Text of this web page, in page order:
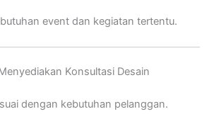
event dan kegiatan tertentu.
Konsultasi Desain
dengan kebutuhan pelanggan.